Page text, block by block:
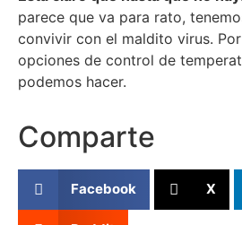
parece que va para rato,
convivir con el maldito virus.
opciones de control de
podemos hacer.
Comparte
Facebook X